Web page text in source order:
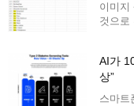
이미지
것으로
AI가
상”
스마트